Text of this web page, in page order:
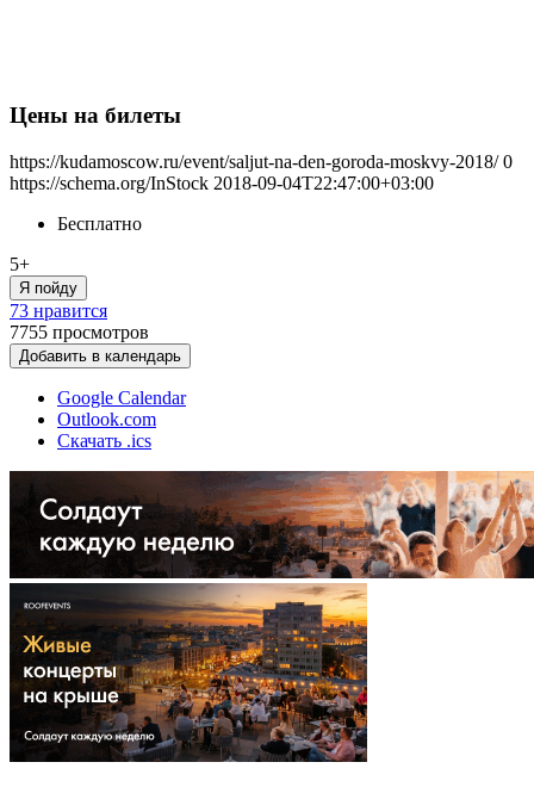
Цены на билеты
https://kudamoscow.ru/event/saljut-na-den-goroda-moskvy-2018/ 0
https://schema.org/InStock 2018-09-04T22:47:00+03:00
Бесплатно
5+
Я пойду
73 нравится
7755 просмотров
Добавить в календарь
Google Calendar
Outlook.com
Скачать .ics